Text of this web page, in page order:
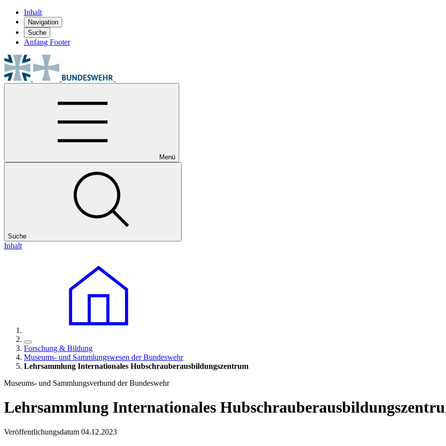
Inhalt
Navigation
Suche
Anfang Footer
Menü
Suche
Inhalt
Forschung & Bildung
Museums- und Sammlungswesen der Bundeswehr
Lehrsammlung Internationales Hubschrauberausbildungszentrum
Museums- und Sammlungsverbund der Bundeswehr
Lehrsammlung Internationales
Veröffentlichungsdatum 04.12.2023